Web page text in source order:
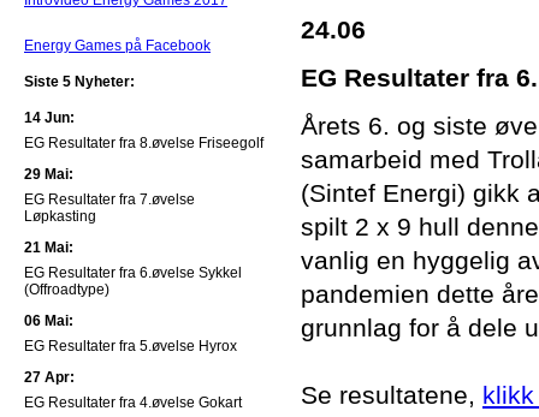
Energy Games på Facebook
Siste 5 Nyheter:
14 Jun:
EG Resultater fra 8.øvelse Friseegolf
29 Mai:
EG Resultater fra 7.øvelse
Løpkasting
21 Mai:
EG Resultater fra 6.øvelse Sykkel
(Offroadtype)
06 Mai:
EG Resultater fra 5.øvelse Hyrox
27 Apr:
EG Resultater fra 4.øvelse Gokart
24.06
EG Resultater fra
Årets 6. og siste
samarbeid med
(Sintef Energi) gikk
spilt 2 x 9 hull
vanlig en hyggelig
pandemien dette
grunnlag for å dele
Se resultatene, klikk